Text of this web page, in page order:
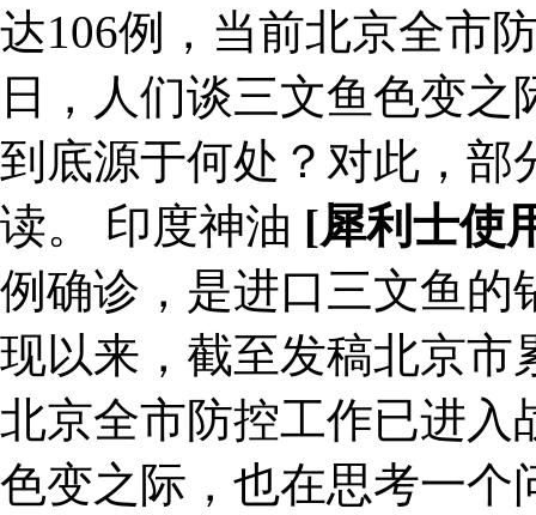
达106例，当前北京全市
日，人们谈三文鱼色变
到底源于何处？对此，部
读。 印度神油 [犀利士使
例确诊，是进口三文鱼的
现以来，截至发稿北京市
北京全市防控工作已进入
色变之际，也在思考一